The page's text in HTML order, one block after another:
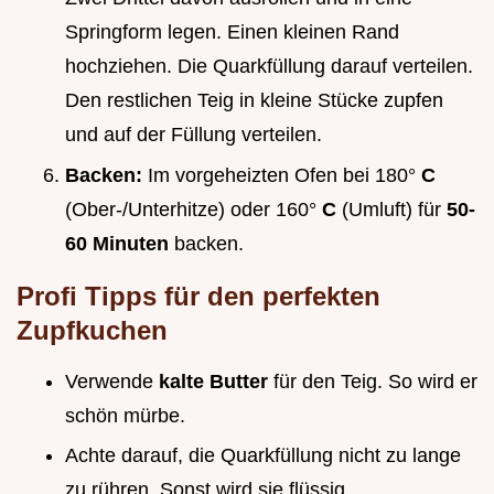
Springform legen. Einen kleinen Rand
hochziehen. Die Quarkfüllung darauf verteilen.
Den restlichen Teig in kleine Stücke zupfen
und auf der Füllung verteilen.
Backen: Im vorgeheizten Ofen bei 180° C
(Ober-/Unterhitze) oder 160° C (Umluft) für 50-
60 Minuten backen.
Profi Tipps für den perfekten
Zupfkuchen
Verwende kalte Butter für den Teig. So wird er
schön mürbe.
Achte darauf, die Quarkfüllung nicht zu lange